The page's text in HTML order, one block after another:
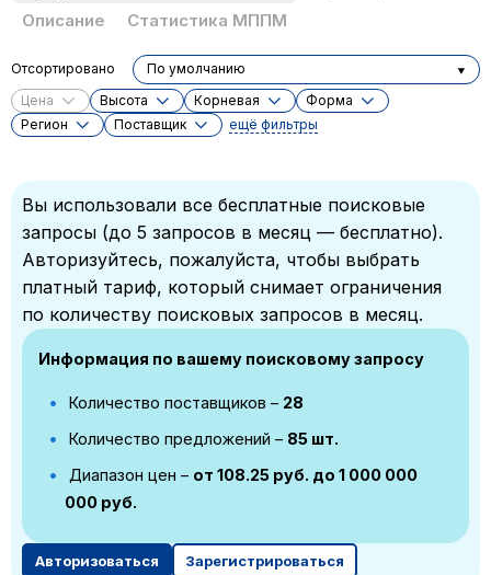
Описание
Статистика МППМ
Цена Высота Корневая
Форма
Регион
Поставщик ещё фильтры
Отсортировано По умолчанию
Вы использовали все бесплатные поисковые
запросы (до 5 запросов в месяц — бесплатно).
Авторизуйтесь, пожалуйста, чтобы выбрать
платный тариф, который снимает ограничения
по количеству поисковых запросов в месяц.
Информация по вашему поисковому запросу
Количество поставщиков – 28
Количество предложений – 85 шт.
Диапазон цен – от 108.25 руб. до 1 000 000
000 руб.
Авторизоваться Зарегистрироваться